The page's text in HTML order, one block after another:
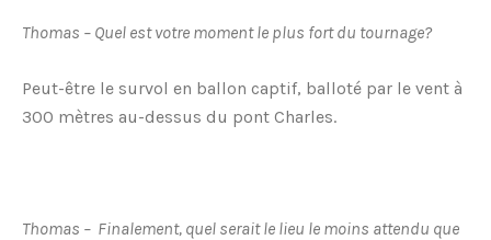
Thomas – Quel est votre moment le plus fort du tournage?
Peut-être le survol en ballon captif, balloté par le vent à
300 mètres au-dessus du pont Charles.
Thomas – Finalement, quel serait le lieu le moins attendu que